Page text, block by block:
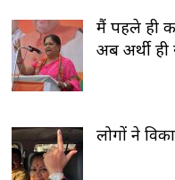
मैं पहले ही
अब अर्थी ही
लोगों ने